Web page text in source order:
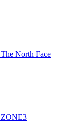
The North Face
ZONE3